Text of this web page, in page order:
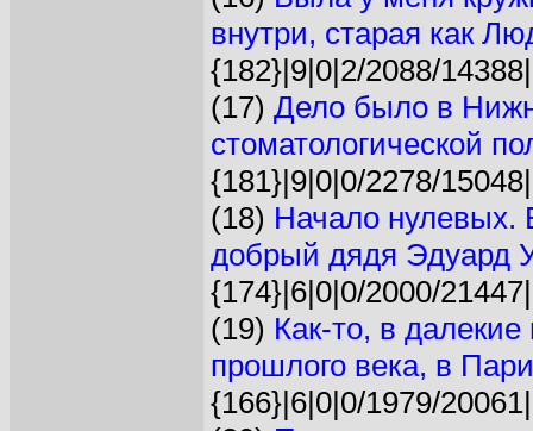
внутри, старая как
{182}|9|0|2/2088/14388|
(17) Дело было в
стоматологической
{181}|9|0|0/2278/15048|
(18) Начало нулевых.
добрый дядя Эдуард
{174}|6|0|0/2000/21447|
(19) Как-то, в
прошлого века, в
{166}|6|0|0/1979/20061|